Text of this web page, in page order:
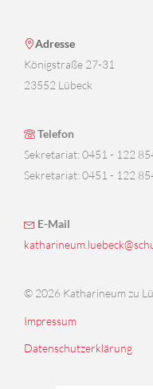
Adresse
Königstraße 27-31
23552 Lübeck
Telefon
Sekretariat: 0451 - 122
Sekretariat: 0451 - 122
E-Mail
© 2026 Katharineum zu
Impressum
Datenschutzerklärung